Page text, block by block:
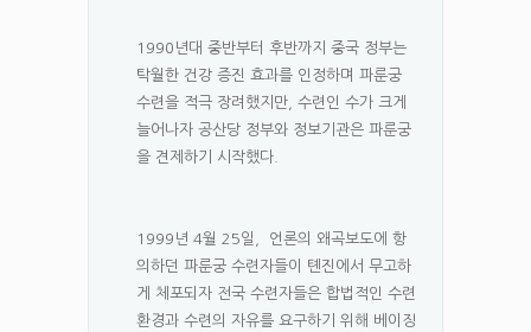
1990년대 중반부터 후반까지 중국 정부는
탁월한 건강 증진 효과를 인정하며 파룬궁
수련을 적극 장려했지만, 수련인 수가 크게
늘어나자 공산당 정부와 정보기관은 파룬궁
을 견제하기 시작했다.
1999년 4월 25일, 언론의 왜곡보도에 항
의하던 파룬궁 수련자들이 톈진에서 무고하
게 체포되자 전국 수련자들은 합법적인 수련
환경과 수련의 자유를 요구하기 위해 베이징